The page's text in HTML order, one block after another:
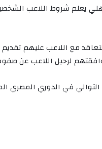
يعلم شروط اللاعب
مع اللاعب عليهم
لرحيل اللاعب عن
في الدوري المصري